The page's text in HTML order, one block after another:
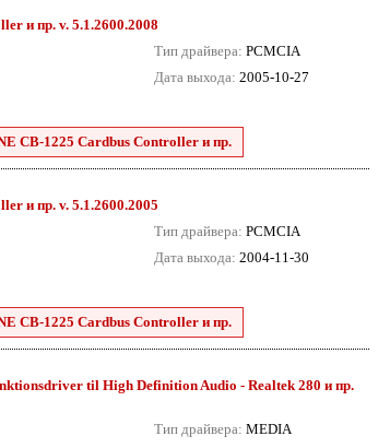
и пр. v. 5.1.2600.2008
Тип драйвера: PCMCIA
Дата выхода: 2005-10-27
CB-1225 Cardbus Controller и пр.
и пр. v. 5.1.2600.2005
Тип драйвера: PCMCIA
Дата выхода: 2004-11-30
CB-1225 Cardbus Controller и пр.
til High Definition Audio - Realtek 280 и пр.
Тип драйвера: MEDIA